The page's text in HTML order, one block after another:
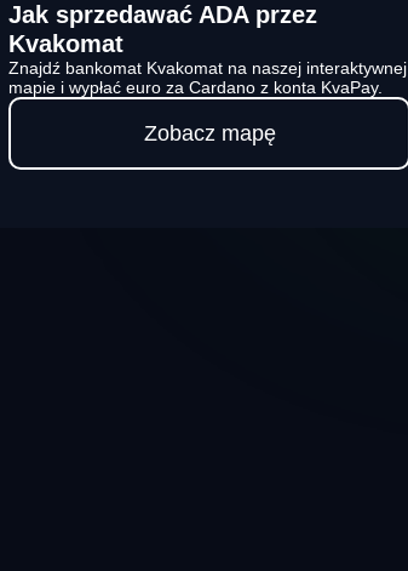
Jak sprzedawać ADA przez
Kvakomat
Znajdź bankomat Kvakomat na naszej interaktywnej
mapie i wypłać euro za Cardano z konta KvaPay.
Zobacz mapę